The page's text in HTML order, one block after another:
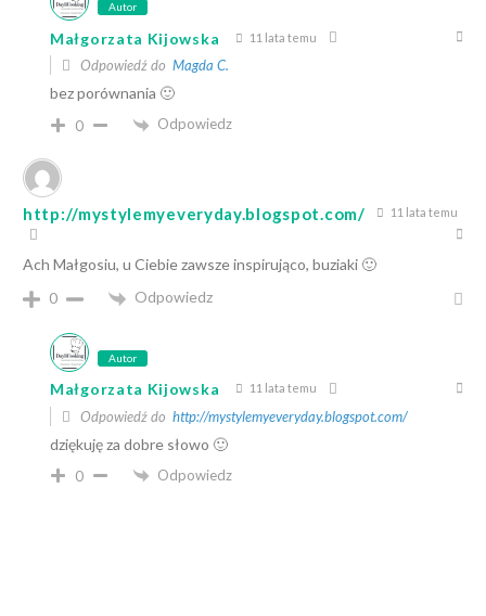
Autor
Małgorzata Kijowska 11 lata temu
Odpowiedź do Magda C.
bez porównania 🙂
0 Odpowiedz
http://mystylemyeveryday.blogspot.com/ 11 lata temu
Ach Małgosiu, u Ciebie zawsze inspirująco, buziaki 🙂
0
Odpowiedz
Autor
Małgorzata Kijowska 11 lata temu
Odpowiedź do http://mystylemyeveryday.blogspot.com/
dziękuję za dobre słowo 🙂
0 Odpowiedz